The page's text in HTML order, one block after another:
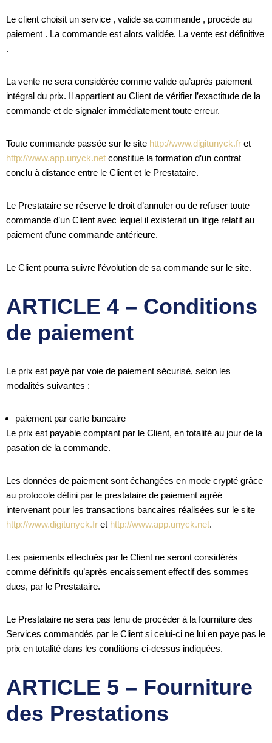
Le client choisit un service , valide sa commande , procède au
paiement . La commande est alors validée. La vente est définitive
.
La vente ne sera considérée comme valide qu’après paiement
intégral du prix. Il appartient au Client de vérifier l’exactitude de la
commande et de signaler immédiatement toute erreur.
Toute commande passée sur le site http://www.digitunyck.fr et
http://www.app.unyck.net constitue la formation d’un contrat
conclu à distance entre le Client et le Prestataire.
Le Prestataire se réserve le droit d’annuler ou de refuser toute
commande d’un Client avec lequel il existerait un litige relatif au
paiement d’une commande antérieure.
Le Client pourra suivre l’évolution de sa commande sur le site.
ARTICLE 4 – Conditions
de paiement
Le prix est payé par voie de paiement sécurisé, selon les
modalités suivantes :
paiement par carte bancaire
Le prix est payable comptant par le Client, en totalité au jour de la
pasation de la commande.
Les données de paiement sont échangées en mode crypté grâce
au protocole défini par le prestataire de paiement agréé
intervenant pour les transactions bancaires réalisées sur le site
http://www.digitunyck.fr et http://www.app.unyck.net.
Les paiements effectués par le Client ne seront considérés
comme définitifs qu’après encaissement effectif des sommes
dues, par le Prestataire.
Le Prestataire ne sera pas tenu de procéder à la fourniture des
Services commandés par le Client si celui-ci ne lui en paye pas le
prix en totalité dans les conditions ci-dessus indiquées.
ARTICLE 5 – Fourniture
des Prestations